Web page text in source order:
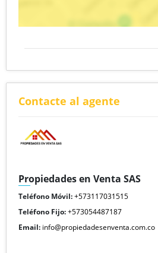
Contacte al agente
Propiedades en Venta SAS
Teléfono Móvil:+573117031515
Teléfono Fijo:+573054487187
Email: info@propiedadesenventa.com.co